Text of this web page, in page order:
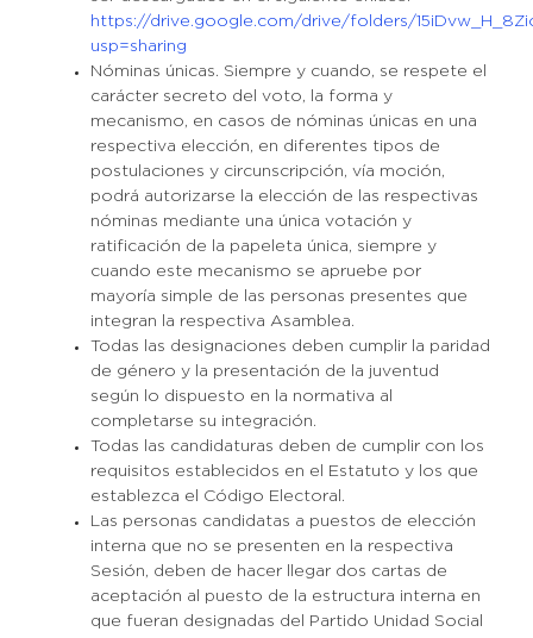
https://drive.google.com/drive/folders/
usp=sharing
Nóminas únicas. Siempre y cuando, se respete el
carácter secreto del voto, la forma y
mecanismo, en casos de nóminas únicas en una
respectiva elección, en diferentes tipos de
postulaciones y circunscripción, vía moción,
podrá autorizarse la elección de las respectivas
nóminas mediante una única votación y
ratificación de la papeleta única, siempre y
cuando este mecanismo se apruebe por
mayoría simple de las personas presentes que
integran la respectiva Asamblea.
Todas las designaciones deben cumplir la paridad
de género y la presentación de la juventud
según lo dispuesto en la normativa al
completarse su integración.
Todas las candidaturas deben de cumplir con los
requisitos establecidos en el Estatuto y los que
establezca el Código Electoral.
Las personas candidatas a puestos de elección
interna que no se presenten en la respectiva
Sesión, deben de hacer llegar dos cartas de
aceptación al puesto de la estructura interna en
que fueran designadas del Partido Unidad Social